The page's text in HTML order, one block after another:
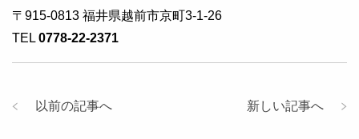
〒915-0813 福井県越前市京町3-1-26
TEL 0778-22-2371
新しい記事へ
以前の記事へ